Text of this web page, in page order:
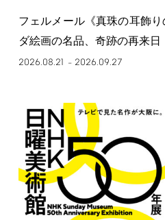
フェルメール《真珠の耳飾
ダ絵画の名品、奇跡の再来日
2026.08.21 – 2026.09.27